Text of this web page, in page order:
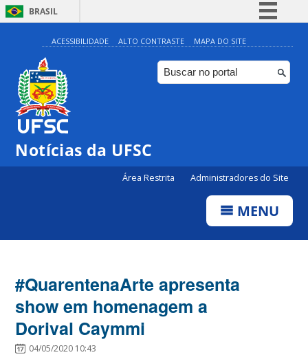
BRASIL
Simplifique!
Comunica BR
Participe
ACESSIBILIDADE ALTO CONTRASTE MAPA DO SITE
Notícias da UFSC
Área Restrita Administradores do Site
MENU
#QuarentenaArte apresenta
show em homenagem a
Dorival Caymmi
04/05/2020 10:43